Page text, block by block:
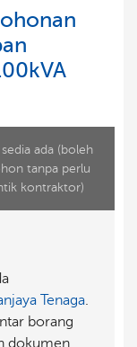
ada (boleh
tanpa perlu
kontraktor)
Tenaga.
borang
dokumen